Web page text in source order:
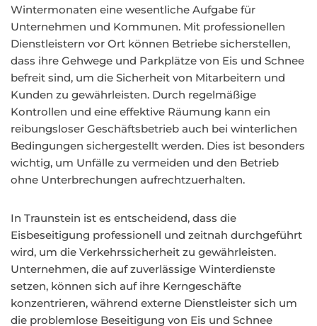
Wintermonaten eine wesentliche Aufgabe für
Unternehmen und Kommunen. Mit professionellen
Dienstleistern vor Ort können Betriebe sicherstellen,
dass ihre Gehwege und Parkplätze von Eis und Schnee
befreit sind, um die Sicherheit von Mitarbeitern und
Kunden zu gewährleisten. Durch regelmäßige
Kontrollen und eine effektive Räumung kann ein
reibungsloser Geschäftsbetrieb auch bei winterlichen
Bedingungen sichergestellt werden. Dies ist besonders
wichtig, um Unfälle zu vermeiden und den Betrieb
ohne Unterbrechungen aufrechtzuerhalten.
In Traunstein ist es entscheidend, dass die
Eisbeseitigung professionell und zeitnah durchgeführt
wird, um die Verkehrssicherheit zu gewährleisten.
Unternehmen, die auf zuverlässige Winterdienste
setzen, können sich auf ihre Kerngeschäfte
konzentrieren, während externe Dienstleister sich um
die problemlose Beseitigung von Eis und Schnee